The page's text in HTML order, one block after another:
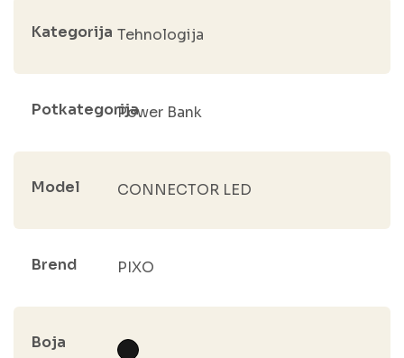
Kategorija Tehnologija
PotkategorijaPower Bank
Model CONNECTOR LED
Brend PIXO
Boja